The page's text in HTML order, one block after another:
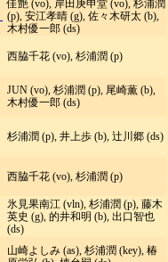
佳艶 (vo), 岸田庚申堂 (vo), 杉浦潤
(p), 安江孝晴 (g), 佐々木研太 (b),
木村優一郎 (ds)
西脇千花 (vo), 杉浦潤 (p)
JUN (vo), 杉浦潤 (p), 尾崎薫 (b),
木村優一郎 (ds)
杉浦潤 (p), 井上歩 (b), 辻川郷 (ds)
西脇千花 (vo), 杉浦潤 (p)
氷見果南江 (vln), 杉浦潤 (p), 藤木
英史 (g), 的井和明 (b), 出口智也
(ds)
山崎よしみ (as), 杉浦潤 (key), 椿